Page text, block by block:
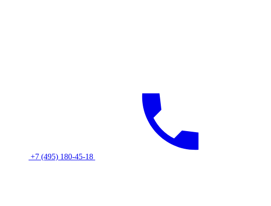
+7 (495) 180-45-18